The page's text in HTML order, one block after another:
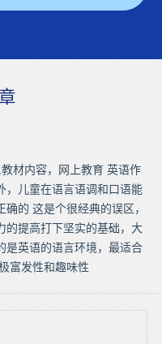
材内容，网上教育 英语作
，儿童在语言语调和口语能
的 这是个很经典的误区，
的提高打下坚实的基础，大
是英语的语言环境，最适合
富发性和趣味性